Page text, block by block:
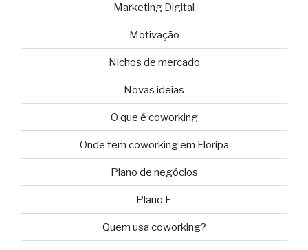
Marketing Digital
Motivação
Nichos de mercado
Novas ideias
O que é coworking
Onde tem coworking em Floripa
Plano de negócios
Plano E
Quem usa coworking?